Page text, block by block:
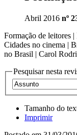
Abril 2016 nº
Formação de leitores
Cidades no cinema |
no Brasil | Carol
Pesquisar nesta
Tamanho do
Imprimir